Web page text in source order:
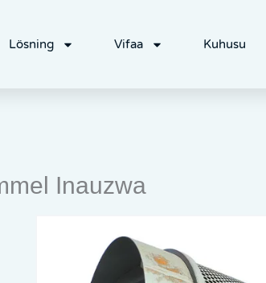
Lösning Vifaa Kuhusu
Inauzwa